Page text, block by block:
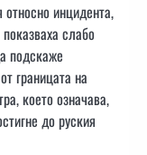
инцидента,
слабо
подскаже
границата на
което означава,
до руския